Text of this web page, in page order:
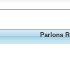
Parlons